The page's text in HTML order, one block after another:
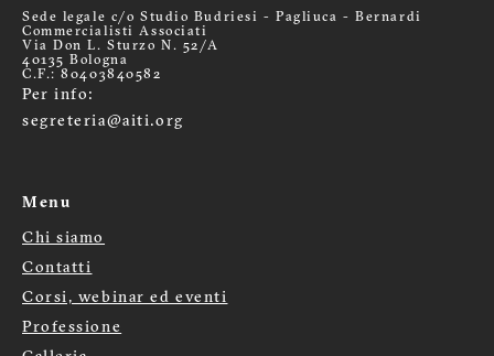
Sede legale c/o Studio Budriesi - Pagliuca - Bernardi
Commercialisti Associati
Via Don L. Sturzo N. 52/A
40135 Bologna
C.F.: 80403840582
Per info:
segreteria@aiti.org
Menu
Menù
footer
Chi siamo
Contatti
Corsi, webinar ed eventi
Professione